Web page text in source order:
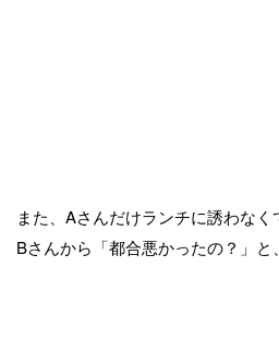
また、Aさんだけランチに誘わなく
Bさんから「都合悪かったの？」と